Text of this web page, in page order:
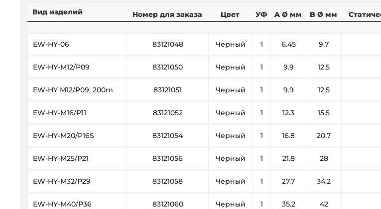
Вид изделий Номер для заказа Цвет УФ A Ø мм B Ø мм
EW-HY-06 83121048 Черный 1 6.45 9.7
EW-HY-M12/P09 83121050 Черный 1 9.9 12.5
EW-HY M12/P09, 200m 83121051 Черный 1 9.9 12.5
EW-HY-M16/P11 83121052 Черный 1 12.3 15.5
EW-HY-M20/P16S 83121054 Черный 1 16.8 20.7
EW-HY-M25/P21 83121056 Черный 1 21.8 28
EW-HY-M32/P29 83121058 Черный 1 27.7 34.2
EW-HY-M40/P36 83121060 Черный 1 35.2 42